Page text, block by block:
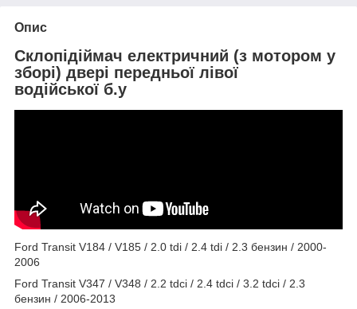
Опис
Склопідіймач електричний (з мотором у
зборі) двері передньої лівої
водійської б.у
Ford Transit V184 / V185 / 2.0 tdi / 2.4 tdi / 2.3 бензин / 2000-
2006
Ford Transit V347 / V348 / 2.2 tdci / 2.4 tdci / 3.2 tdci / 2.3
бензин / 2006-2013